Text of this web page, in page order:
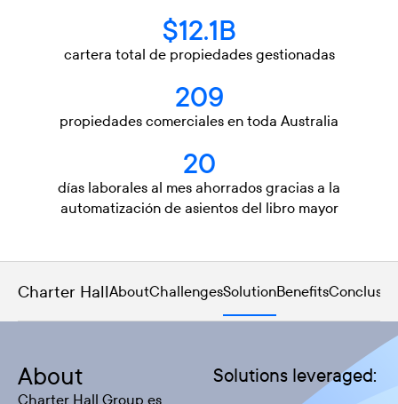
$12.1B
cartera total de propiedades gestionadas
209
propiedades comerciales en toda Australia
20
días laborales al mes ahorrados gracias a la
automatización de asientos del libro mayor
Charter HallAboutChallengesSolutionBenefits
About
Charter Hall Group es
Solutions leveraged: